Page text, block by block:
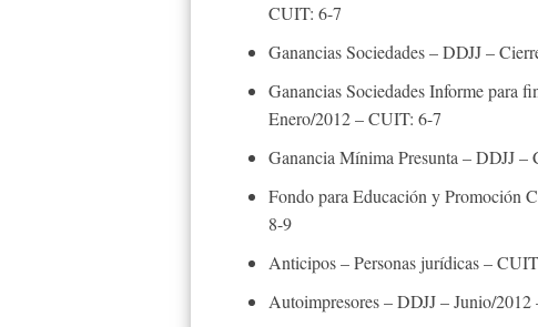
CUIT: 6-7
Ganancias Sociedades – DDJJ –
Ganancias Sociedades Informe para
Enero/2012 – CUIT: 6-7
Ganancia Mínima Presunta – DDJJ
Fondo para Educación y Promoción
8-9
Anticipos – Personas jurídicas –
Autoimpresores – DDJJ – Junio/